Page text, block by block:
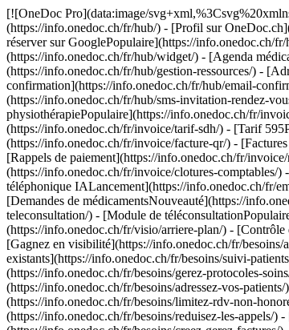
[![OneDoc Pro](data:image/svg+xml,%3Csvg%20xmlns='http://www.w3.org/2000/svg'%20viewBox='0%200%20110%2021'%3E%3C/svg%3E)](https://info.onedoc.ch/fr/) - [Logiciels](#) - [OneDoc Hub](https://info.onedoc.ch/fr/hub/) - [Profil sur OneDoc.ch](https://info.onedoc.ch/fr/hub/profil-onedoc/) - [Prise de rendez-vous en lignePopulaire](https://info.onedoc.ch/fr/hub/prise-de-rdv-en-ligne/) - [Bouton réserver sur GooglePopulaire](https://info.onedoc.ch/fr/hub/bouton-reserver-sur-google/) - [Plateformes de santé partenaires](https://info.onedoc.ch/fr/hub/plateformes-sante-partenaires/) - [WidgetPopulaire](https://info.onedoc.ch/fr/hub/widget/) - [Agenda médical](https://info.onedoc.ch/fr/hub/agenda/) - [Rendez-vous à étapes](https://info.onedoc.ch/fr/hub/rendez-vous-a-etapes/) - [Gestion des ressources](https://info.onedoc.ch/fr/hub/gestion-ressources/) - [AdressageNouveauté](https://info.onedoc.ch/fr/hub/adressage/) - [SMS de rappelPopulaire](https://info.onedoc.ch/fr/hub/rappels-sms/) - [Email de confirmation](https://info.onedoc.ch/fr/hub/email-confirmation/) - [Notes de consultation](https://info.onedoc.ch/fr/hub/notes-de-consultation/) - [Invitation à reprendre rendez-vousNouveauté](https://info.onedoc.ch/fr/hub/sms-invitation-rendez-vous/) - [OneDoc Invoice](https://info.onedoc.ch/fr/invoice/) - [Tarif 590Populaire](https://info.onedoc.ch/fr/invoice/tarif-590/) - [Tarif physiothérapiePopulaire](https://info.onedoc.ch/fr/invoice/tarif-physiotherapie/) - [PsyTarif (581/582)Nouveauté](https://info.onedoc.ch/fr/invoice/tarif-psy/) - [Tarif Swiss Dental Hygienist (SDH)](https://info.onedoc.ch/fr/invoice/tarif-sdh/) - [Tarif 595Prochainement](https://info.onedoc.ch/fr/tarif-595/) - [Covercard](https://info.onedoc.ch/fr/invoice/covercard/) - [Factures QR](https://info.onedoc.ch/fr/invoice/facture-qr/) - [Factures Tiers Garant (TG)](https://info.onedoc.ch/fr/invoice/factures-tiers-garant/) - [Factures Tiers Payant (TP)](https://info.onedoc.ch/fr/invoice/tiers-payant/) - [Rappels de paiement](https://info.onedoc.ch/fr/invoice/rappels-paiement/) - [Rapprochement bancaire](https://info.onedoc.ch/fr/invoice/rapprochement-automatique/) - [Clôtures comptables](https://info.onedoc.ch/fr/invoice/clotures-comptables/) - [Déclaration TVA](https://info.onedoc.ch/fr/invoice/declaration-tva/) - [Statistiques](https://info.onedoc.ch/fr/invoice/statistiques/) - [Emma: Assistante téléphonique IALancement](https://